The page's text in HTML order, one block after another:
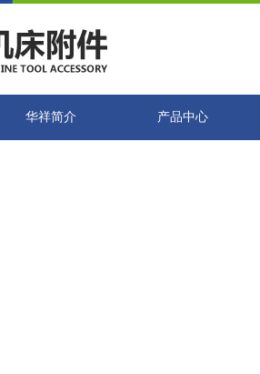
华祥简介 产品中心